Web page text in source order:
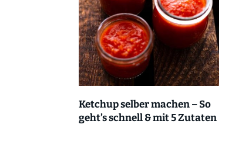
Ketchup selber machen – So
geht’s schnell & mit 5 Zutaten